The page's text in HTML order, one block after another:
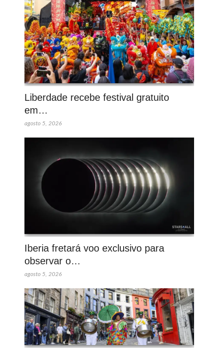
Liberdade recebe festival gratuito
em…
agosto 5, 2026
Iberia fretará voo exclusivo para
observar o…
agosto 5, 2026